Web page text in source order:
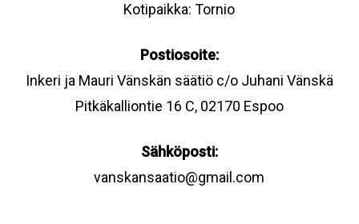
Kotipaikka: Tornio
Postiosoite:
Inkeri ja Mauri Vänskän säätiö c/o Juhani Vänskä
Pitkäkalliontie 16 C, 02170 Espoo
Sähköposti:
vanskansaatio@gmail.com